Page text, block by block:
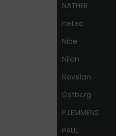
NATHER
netec
Nibe
Nilan
Novelan
Östberg
P.LEMMENS
PAUL